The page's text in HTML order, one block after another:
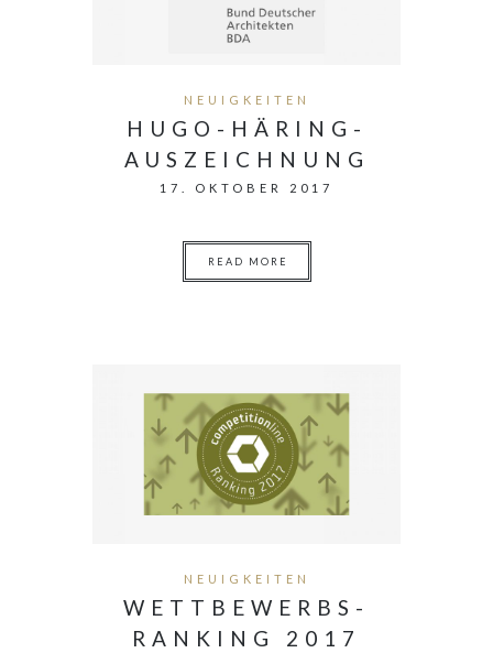
NEUIGKEITEN
HUGO-HÄRING-
AUSZEICHNUNG
17. OKTOBER 2017
READ MORE
NEUIGKEITEN
WETTBEWERBS-
RANKING 2017